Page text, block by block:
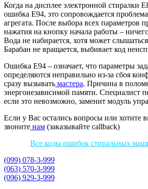
Когда на дисплее электронной стиралки
ошибка Е94, это сопровождается
агрегата. После выбора всех параметров
нажатия на кнопку начала работы –
Вода не набирается, хотя может
Барабан не вращается, выбивает код
Ошибка Е94 – означает, что параметры
определяются неправильно из-за сбоя
сразу вызывать мастера. Причина в
энергонезависимой памяти. Специалист
если это невозможно, заменит модуль
Если у Вас остались вопросы или хотите
звоните нам (заказывайте callback)
Все коды ошибок стиральных
(099) 078-3-999
(063) 570-3-999
(096) 929-3-999